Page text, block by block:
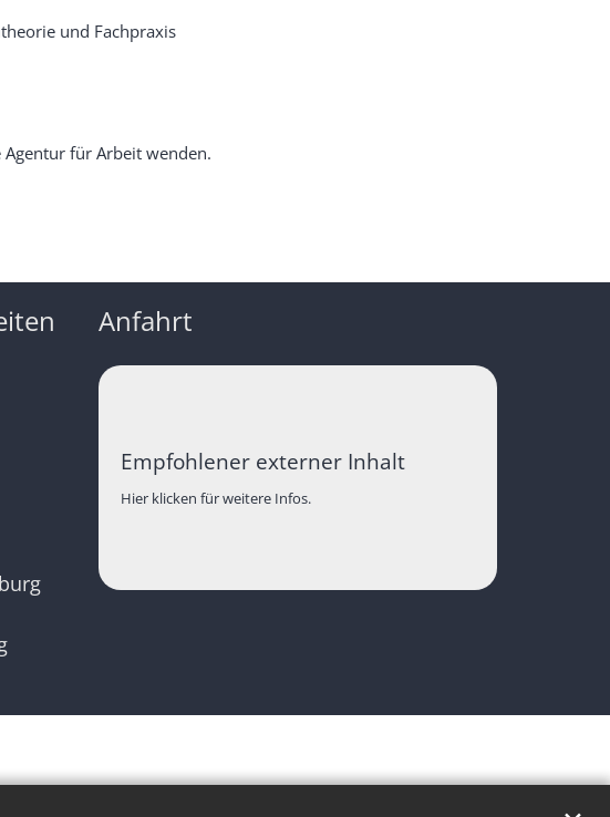
und Fachpraxis
für Arbeit wenden.
Anfahrt
Empfohlener externer Inhalt
Hier klicken für weitere Infos.